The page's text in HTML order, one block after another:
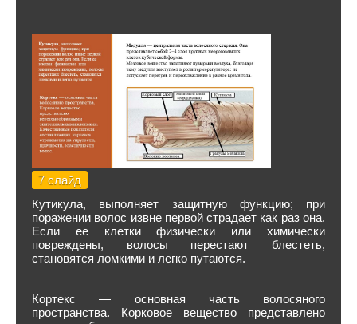
7 слайд
Кутикула, выполняет защитную функцию; при
поражении волос извне первой страдает как раз она.
Если ее клетки физически или химически
повреждены, волосы перестают блестеть,
становятся ломкими и легко путаются.
Кортекс — основная часть волосяного
пространства. Корковое вещество представлено